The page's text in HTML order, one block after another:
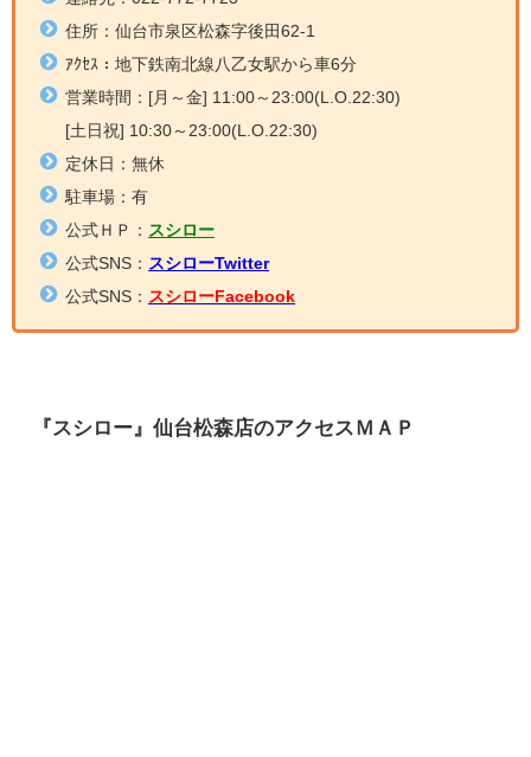
住所： 仙台市泉区松森字後田62-1
ｱｸｾｽ：地下鉄南北線八乙女駅から車6分
営業時間： [月～金] 11:00～23:00(L.O.22:30)
[土日祝] 10:30～23:00(L.O.22:30)
定休日：無休
駐車場：有
公式ＨＰ： スシロー
公式SNS： スシローTwitter
公式SNS： スシローFacebook
『スシロー』仙台松森店のアクセスＭＡＰ